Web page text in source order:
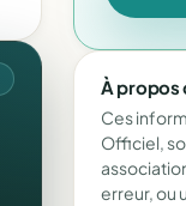
À propos
Ces
Officiel,
erreur, ou